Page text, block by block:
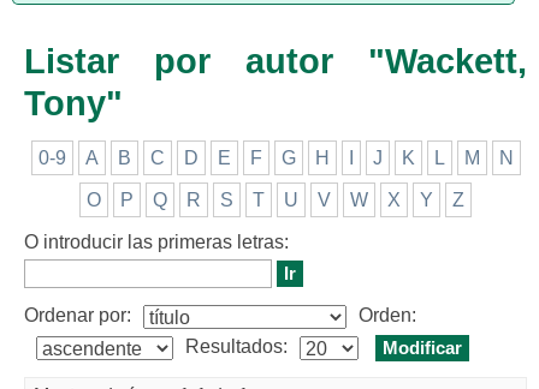
Listar por autor "Wackett,
Tony"
0-9 A B C D E F G H J K L M N
O P Q R S T U V W X Y Z
O introducir las primeras letras:
Ordenar por:
Orden:
Resultados: